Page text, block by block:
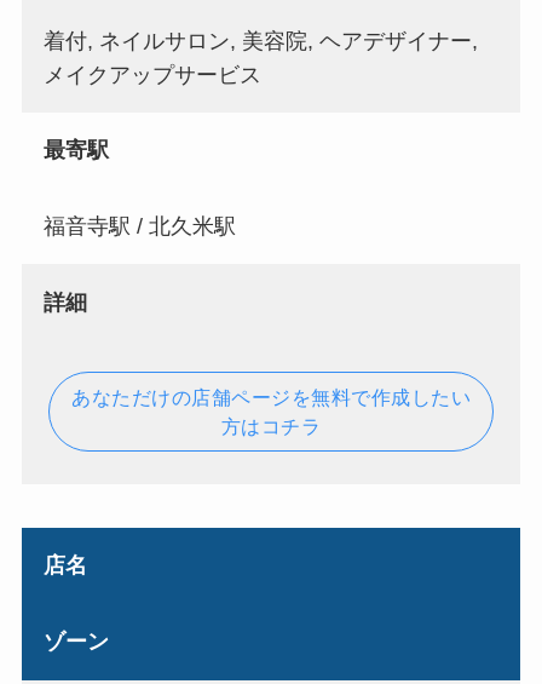
着付, ネイルサロン, 美容院, ヘアデザイナー,
メイクアップサービス
最寄駅
福音寺駅 / 北久米駅
詳細
あなただけの店舗ページを無料で作成したい
方はコチラ
店名
ゾーン